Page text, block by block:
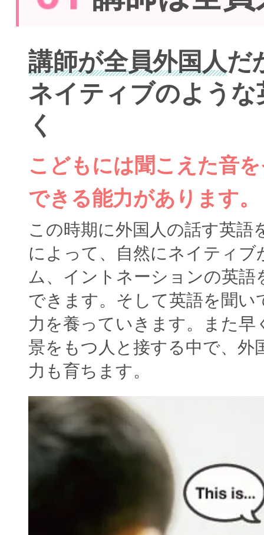
講師が全員外国人だ
ネイティブのよう
く
こどもには聞こえた音
できる能力があります。
この時期に外国人の話す英語
によって、自然にネイティブ
ム、イントネーションの英語
できます。そして英語を聞い
力を養っていきます。また早
景をもつ人と接する中で、外
力も育ちます。